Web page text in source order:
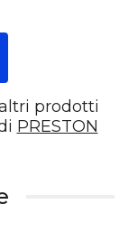
prodotti
PRESTON